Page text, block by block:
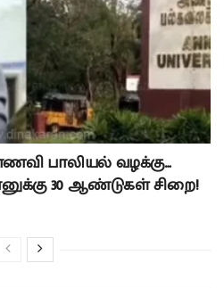
பாலியல் வழக்கு…
30 ஆண்டுகள் சிறை!